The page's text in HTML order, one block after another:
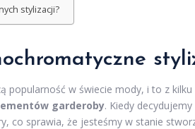
stylizacji?
popularność w świecie mody, i to z
garderoby. Kiedy
co sprawia, że jesteśmy w stanie